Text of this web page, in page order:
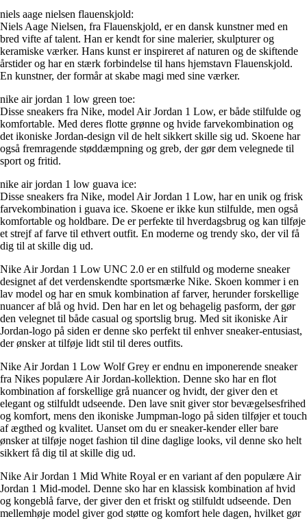
niels aage nielsen flauenskjold:
Niels Aage Nielsen, fra Flauenskjold, er en dansk kunstner med en
bred vifte af talent. Han er kendt for sine malerier, skulpturer og
keramiske værker. Hans kunst er inspireret af naturen og de skiftende
årstider og har en stærk forbindelse til hans hjemstavn Flauenskjold.
En kunstner, der formår at skabe magi med sine værker.
nike air jordan 1 low green toe:
Disse sneakers fra Nike, model Air Jordan 1 Low, er både stilfulde og
komfortable. Med deres flotte grønne og hvide farvekombination og
det ikoniske Jordan-design vil de helt sikkert skille sig ud. Skoene har
også fremragende støddæmpning og greb, der gør dem velegnede til
sport og fritid.
nike air jordan 1 low guava ice:
Disse sneakers fra Nike, model Air Jordan 1 Low, har en unik og frisk
farvekombination i guava ice. Skoene er ikke kun stilfulde, men også
komfortable og holdbare. De er perfekte til hverdagsbrug og kan tilføje
et strejf af farve til ethvert outfit. En moderne og trendy sko, der vil få
dig til at skille dig ud.
Nike Air Jordan 1 Low UNC 2.0 er en stilfuld og moderne sneaker
designet af det verdenskendte sportsmærke Nike. Skoen kommer i en
lav model og har en smuk kombination af farver, herunder forskellige
nuancer af blå og hvid. Den har en let og behagelig pasform, der gør
den velegnet til både casual og sportslig brug. Med sit ikoniske Air
Jordan-logo på siden er denne sko perfekt til enhver sneaker-entusiast,
der ønsker at tilføje lidt stil til deres outfits.
Nike Air Jordan 1 Low Wolf Grey er endnu en imponerende sneaker
fra Nikes populære Air Jordan-kollektion. Denne sko har en flot
kombination af forskellige grå nuancer og hvidt, der giver den et
elegant og stilfuldt udseende. Den lave snit giver stor bevægelsesfrihed
og komfort, mens den ikoniske Jumpman-logo på siden tilføjer et touch
af ægthed og kvalitet. Uanset om du er sneaker-kender eller bare
ønsker at tilføje noget fashion til dine daglige looks, vil denne sko helt
sikkert få dig til at skille dig ud.
Nike Air Jordan 1 Mid White Royal er en variant af den populære Air
Jordan 1 Mid-model. Denne sko har en klassisk kombination af hvid
og kongeblå farve, der giver den et friskt og stilfuldt udseende. Den
mellemhøje model giver god støtte og komfort hele dagen, hvilket gør